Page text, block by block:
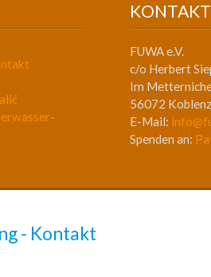
KONTAKT
FUWA e.V.
c/o Herbert
Im
56072 Koblenz
E-Mail:
Spenden an:
- Kontakt